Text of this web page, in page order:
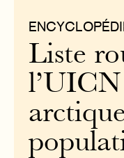
Liste
l’UICN